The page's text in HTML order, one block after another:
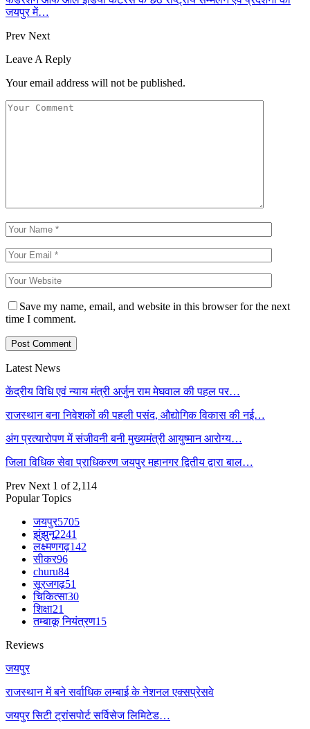
जयपुर में…
Prev Next
Leave A Reply
Your email address will not be published.
Save my name, email, and website in this browser for the next
time I comment.
Latest News
केंद्रीय विधि एवं न्याय मंत्री अर्जुन राम मेघवाल की पहल पर…
राजस्थान बना निवेशकों की पहली पसंद, औद्योगिक विकास की नई…
अंग प्रत्यारोपण में संजीवनी बनी मुख्यमंत्री आयुष्मान आरोग्य…
जिला विधिक सेवा प्राधिकरण जयपुर महानगर द्वितीय द्वारा बाल…
Prev Next 1 of 2,114
Popular Topics
जयपुर5705
झुंझुनू2241
लक्ष्मणगढ़142
सीकर96
churu84
सूरजगढ़51
चिकित्सा30
शिक्षा21
तम्बाकू नियंत्रण15
Reviews
जयपुर
राजस्थान में बने सर्वाधिक लम्बाई के नेशनल एक्सप्रेसवे
जयपुर सिटी ट्रांसपोर्ट सर्विसेज लिमिटेड…